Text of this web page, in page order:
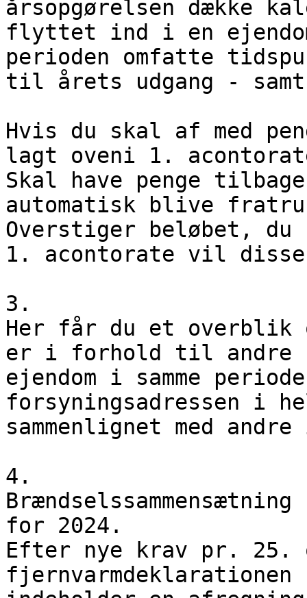
årsopgørelsen dække
flyttet ind i en
perioden omfatte
til årets udgang -
Hvis du skal af med
lagt oveni 1.
Skal have penge
automatisk blive
Overstiger beløbet,
1. acontorate vil
3.
Her får du et overblik
er i forhold til andre
ejendom i samme
forsyningsadressen i
sammenlignet med
4.
for 2024.
Efter nye krav pr. 25.